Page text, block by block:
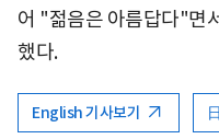
어 "젊음은 아름답다"면
했다.
English 기사보기